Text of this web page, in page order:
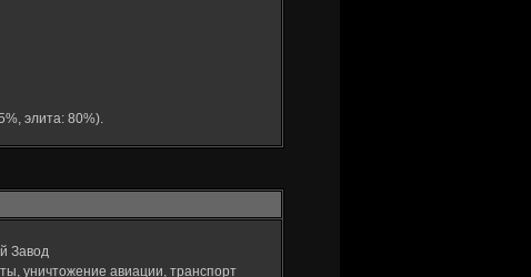
элита: 80%).
Завод
уничтожение авиации, транспорт